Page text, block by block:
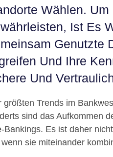
Wählen.
Ist Es
Genutzte
Und Ihre
Und
größten Trends im
sind das Aufkommen
Bankings. Es ist daher
sie miteinander